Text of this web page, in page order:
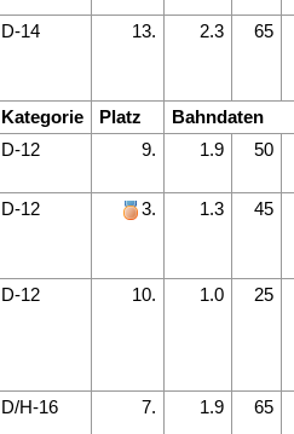
D-14 13. 2.3 65
Kategorie Platz Bahndaten
D-12 9. 1.9 50
D-12 3. 1.3 45
D-12 10. 1.0 25
D/H-16 7. 1.9 65